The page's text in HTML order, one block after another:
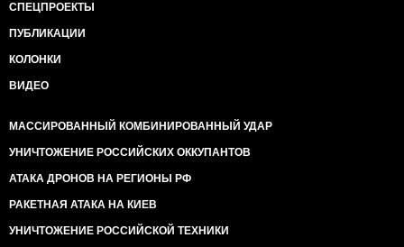
СПЕЦПРОЕКТЫ
ПУБЛИКАЦИИ
КОЛОНКИ
ВИДЕО
МАССИРОВАННЫЙ КОМБИНИРОВАННЫЙ УДАР
УНИЧТОЖЕНИЕ РОССИЙСКИХ ОККУПАНТОВ
АТАКА ДРОНОВ НА РЕГИОНЫ РФ
РАКЕТНАЯ АТАКА НА КИЕВ
УНИЧТОЖЕНИЕ РОССИЙСКОЙ ТЕХНИКИ